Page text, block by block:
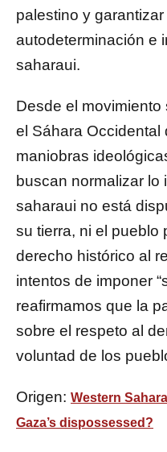
palestino y
autodeterminación e
saharaui.
Desde el
el Sáhara Occidental
maniobras
buscan normalizar lo
saharaui no está
su tierra, ni el pueblo
derecho histórico al
intentos de imponer
reafirmamos que la
sobre el respeto al
voluntad de los
Origen: Western
Gaza’s dispossessed?